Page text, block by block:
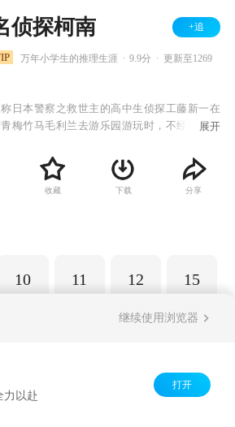
侦探柯南 +追
万年小学生的推理生涯 9.9分
更新至1269
称日本警察之救世主的高中生侦探工藤新一在
梅竹马毛利兰去游乐园游玩时，不经意中发
并目睹了黑衣人正在进行可疑交易。不料，
另一名黑衣人在背后击晕，被强行灌下一种
APTX-4869的毒药，致使身体变小。为了在
探，柯南实在看不下去毛利小五郎经常做的一
展开
收藏 下载 分享
10 11 12 15
继续使用浏览器
力以赴
打开